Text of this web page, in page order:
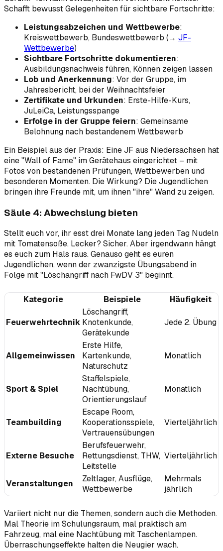
Schafft bewusst Gelegenheiten für sichtbare Fortschritte:
Leistungsabzeichen und Wettbewerbe:
Kreiswettbewerb, Bundeswettbewerb (→ JF-
Wettbewerbe)
Sichtbare Fortschritte dokumentieren:
Ausbildungsnachweis führen, Können zeigen lassen
Lob und Anerkennung: Vor der Gruppe, im
Jahresbericht, bei der Weihnachtsfeier
Zertifikate und Urkunden: Erste-Hilfe-Kurs,
JuLeiCa, Leistungsspange
Erfolge in der Gruppe feiern: Gemeinsame
Belohnung nach bestandenem Wettbewerb
Ein Beispiel aus der Praxis: Eine JF aus Niedersachsen hat
eine "Wall of Fame" im Gerätehaus eingerichtet – mit
Fotos von bestandenen Prüfungen, Wettbewerben und
besonderen Momenten. Die Wirkung? Die Jugendlichen
bringen ihre Freunde mit, um ihnen "ihre" Wand zu zeigen.
Säule 4: Abwechslung bieten
Stellt euch vor, ihr esst drei Monate lang jeden Tag Nudeln
mit Tomatensoße. Lecker? Sicher. Aber irgendwann hängt
es euch zum Hals raus. Genauso geht es euren
Jugendlichen, wenn der zwanzigste Übungsabend in
Folge mit "Löschangriff nach FwDV 3" beginnt.
Kategorie Beispiele Häufigkeit
Feuerwehrtechnik
Löschangriff,
Knotenkunde,
Gerätekunde
Jede 2. Übung
Allgemeinwissen
Erste Hilfe,
Kartenkunde,
Naturschutz
Monatlich
Sport & Spiel
Staffelspiele,
Nachtübung,
Orientierungslauf
Monatlich
Teambuilding
Escape Room,
Kooperationsspiele,
Vertrauensübungen
Vierteljährlich
Externe Besuche
Berufsfeuerwehr,
Rettungsdienst, THW,
Leitstelle
Vierteljährlich
Veranstaltungen
Zeltlager, Ausflüge,
Wettbewerbe
Mehrmals
jährlich
Variiert nicht nur die Themen, sondern auch die Methoden.
Mal Theorie im Schulungsraum, mal praktisch am
Fahrzeug, mal eine Nachtübung mit Taschenlampen.
Überraschungseffekte halten die Neugier wach.